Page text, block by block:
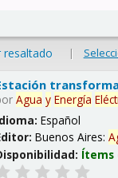
resaltado |
Agua y Energía
Español
Buenos Aires:
Ítems